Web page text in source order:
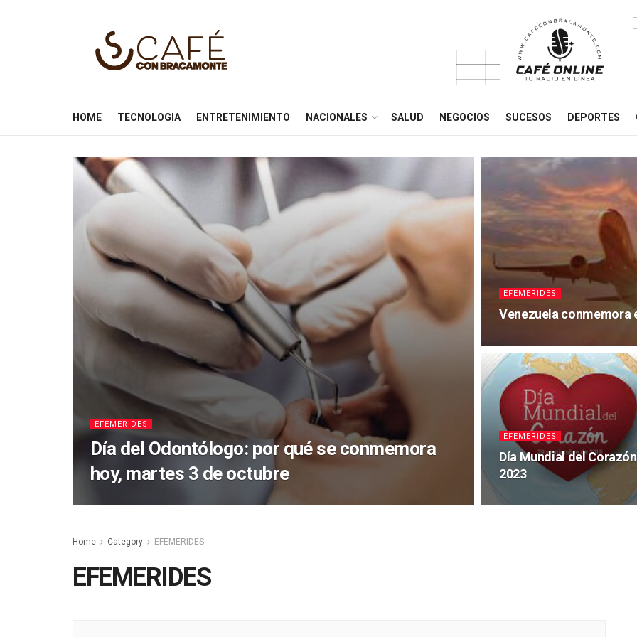
HOME TECNOLOGIA ENTRETENIMIENTO NACIONALES SALUD NEGOCIOS SUCESOS DEPORTES
EFEMERIDES
Día del Odontólogo: por qué se conmemora
hoy, martes 3 de octubre
EFEMERIDES
Venezuela conmemora
EFEMERIDES
Día Mundial del Corazón
2023
Home Category EFEMERIDES
EFEMERIDES